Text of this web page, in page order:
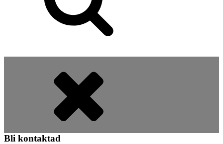
Bli kontaktad